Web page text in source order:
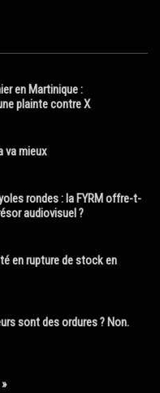
en Martinique :
plainte contre X
va mieux
rondes : la FYRM offre-t-
audiovisuel ?
en rupture de stock en
sont des ordures ? Non.